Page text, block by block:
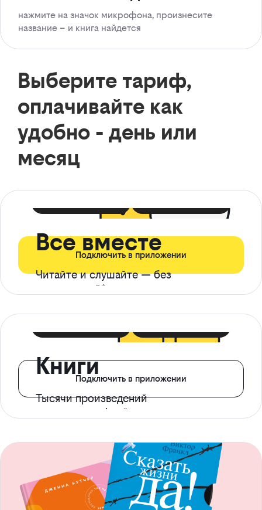
нажмите на значок микрофона, произнесите
название – и книга найдется
Выберите тариф,
оплачивайте как
удобно - день или
месяц
Все вместе
Читайте и слушайте — без
ограничений*
Подключить в приложении
Книги
Тысячи произведений
с доступом офлайн
Подключить в приложении